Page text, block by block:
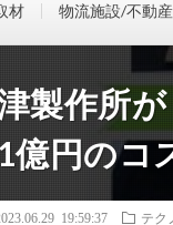
材 物流施設/不動産
製作所
億円のコ
19:59:37 テク